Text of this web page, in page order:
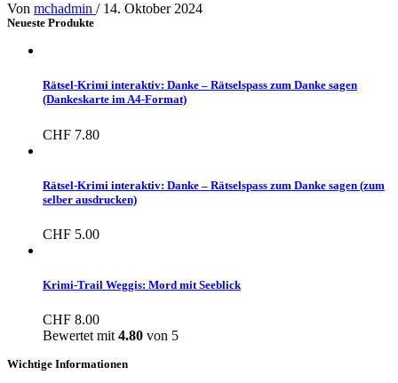
Von mchadmin / 14. Oktober 2024
Neueste Produkte
Rätsel-Krimi interaktiv: Danke – Rätselspass zum Danke sagen
(Dankeskarte im A4-Format)
CHF 7.80
Rätsel-Krimi interaktiv: Danke – Rätselspass zum Danke sagen (zum
selber ausdrucken)
CHF 5.00
Krimi-Trail Weggis: Mord mit Seeblick
CHF 8.00
Bewertet mit 4.80 von 5
Wichtige Informationen